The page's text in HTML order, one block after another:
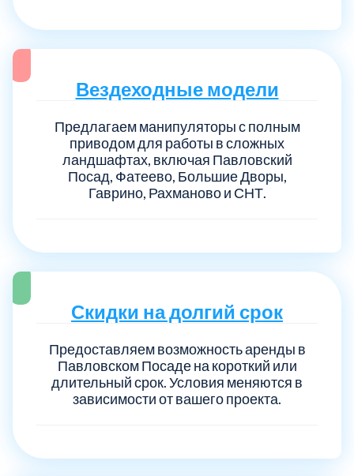
Вездеходные модели
Предлагаем манипуляторы с полным
приводом для работы в сложных
ландшафтах, включая Павловский
Посад, Фатеево, Большие Дворы,
Гаврино, Рахманово и СНТ.
Скидки на долгий срок
Предоставляем возможность аренды в
Павловском Посаде на короткий или
длительный срок. Условия меняются в
зависимости от вашего проекта.